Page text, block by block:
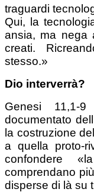
traguardi
Qui, la
ansia, ma nega
creati.
stesso.»
Dio interverrà?
Genesi 11,1-
documentato
la costruzione
a quella proto-
confondere
comprendano
disperse di là su